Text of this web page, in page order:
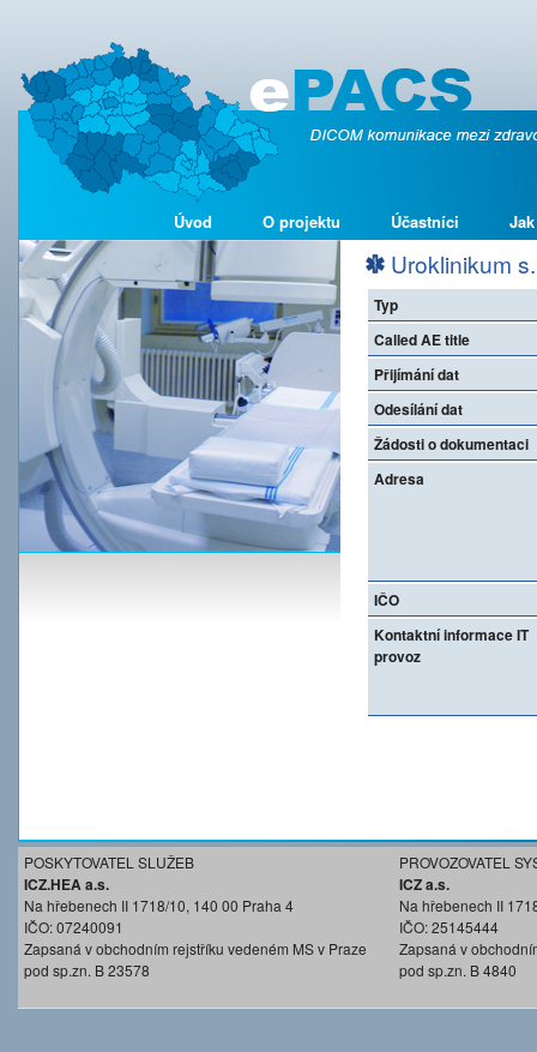
Úvod O projektu Účastníci
Uroklinikum
Typ
Called AE title
Přijímání dat
Odesílání dat
Žádosti o dokumentaci
Adresa
IČO
Kontaktní informace IT
provoz
POSKYTOVATEL SLUŽEB
ICZ.HEA a.s.
Na hřebenech II 1718/10, 140 00 Praha 4
IČO: 07240091
Zapsaná v obchodním rejstříku vedeném MS v Praze
pod sp.zn. B 23578
PROVOZOVATEL
ICZ a.s.
Na hřebenech II
IČO: 25145444
Zapsaná v
pod sp.zn. B 4840